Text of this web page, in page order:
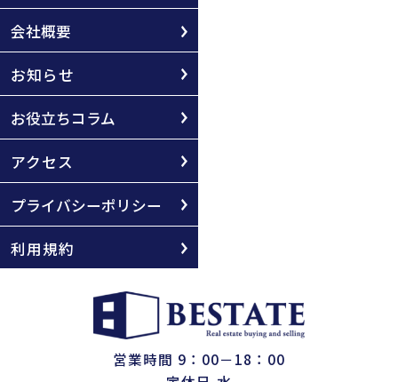
会社概要
お知らせ
お役立ちコラム
アクセス
プライバシーポリシー
利用規約
営業時間 9：00－18：00